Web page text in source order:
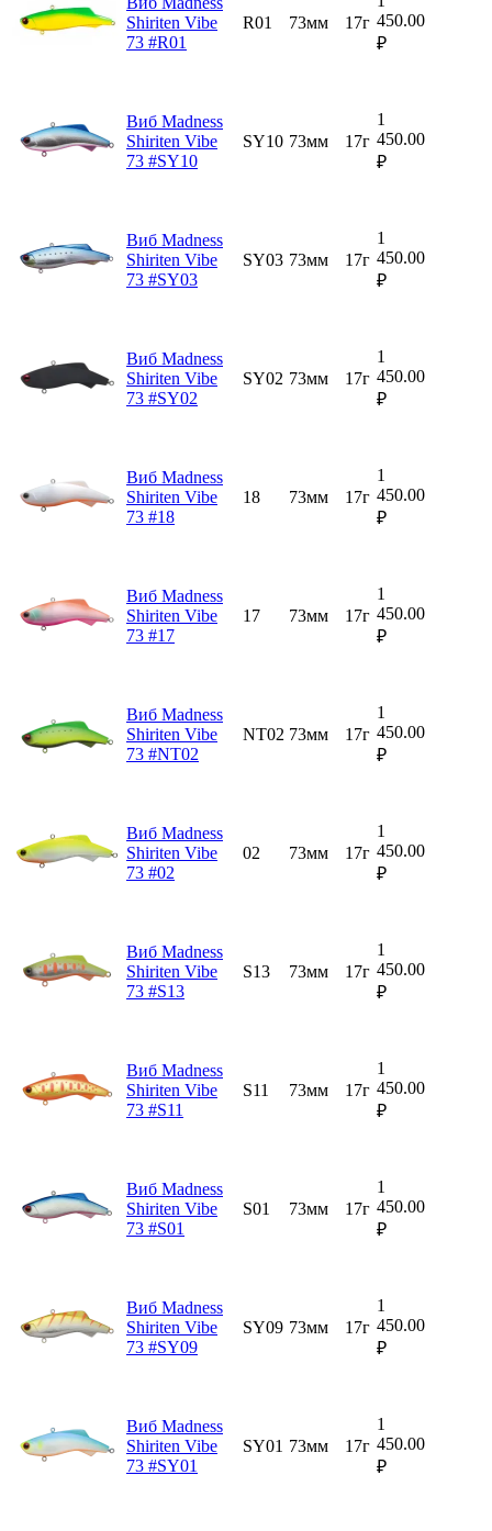
Shiriten Vibe
73 #R01
R01 73мм 17г 450.00
₽
Виб Madness
Shiriten Vibe
73 #SY10
SY10 73мм 17г
1
450.00
₽
Виб Madness
Shiriten Vibe
73 #SY03
SY03 73мм 17г
1
450.00
₽
Виб Madness
Shiriten Vibe
73 #SY02
SY02 73мм 17г
1
450.00
₽
Виб Madness
Shiriten Vibe
73 #18
18 73мм 17г
1
450.00
₽
Виб Madness
Shiriten Vibe
73 #17
17 73мм 17г
1
450.00
₽
Виб Madness
Shiriten Vibe
73 #NT02
NT02 73мм 17г
1
450.00
₽
Виб Madness
Shiriten Vibe
73 #02
02 73мм 17г
1
450.00
₽
Виб Madness
Shiriten Vibe
73 #S13
S13 73мм 17г
1
450.00
₽
Виб Madness
Shiriten Vibe
73 #S11
S11 73мм 17г
1
450.00
₽
Виб Madness
Shiriten Vibe
73 #S01
S01 73мм 17г
1
450.00
₽
Виб Madness
Shiriten Vibe
73 #SY09
SY09 73мм 17г
1
450.00
₽
Виб Madness
Shiriten Vibe
73 #SY01
SY01 73мм 17г
1
450.00
₽